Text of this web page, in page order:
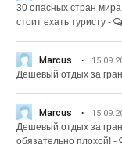
30 опасных стран
стоит ехать туристу -
Marcus
Дешевый отдых за
Marcus
Дешевый отдых за
обязательно плохой! -